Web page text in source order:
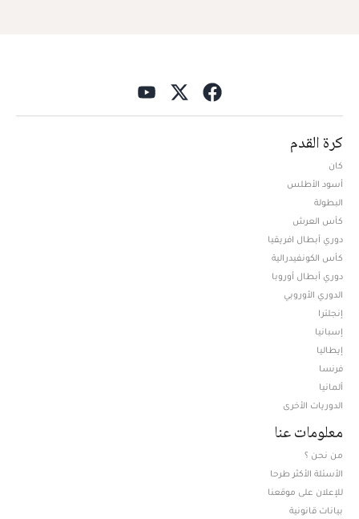
كرة القدم
كان
أسود الأطلس
البطولة
كأس العرش
دوري أبطال افريقيا
كأس الكونفيدرالية
دوري أبطال أوروبا
الدوري الأوروبي
إنجلترا
إسبانيا
إيطاليا
فرنسا
ألمانيا
الدوريات الأخرى
معلومات عنا
من نحن ؟
الأسئلة الأكثر طرحا
للإعلان على موقعنا
بيانات قانونية